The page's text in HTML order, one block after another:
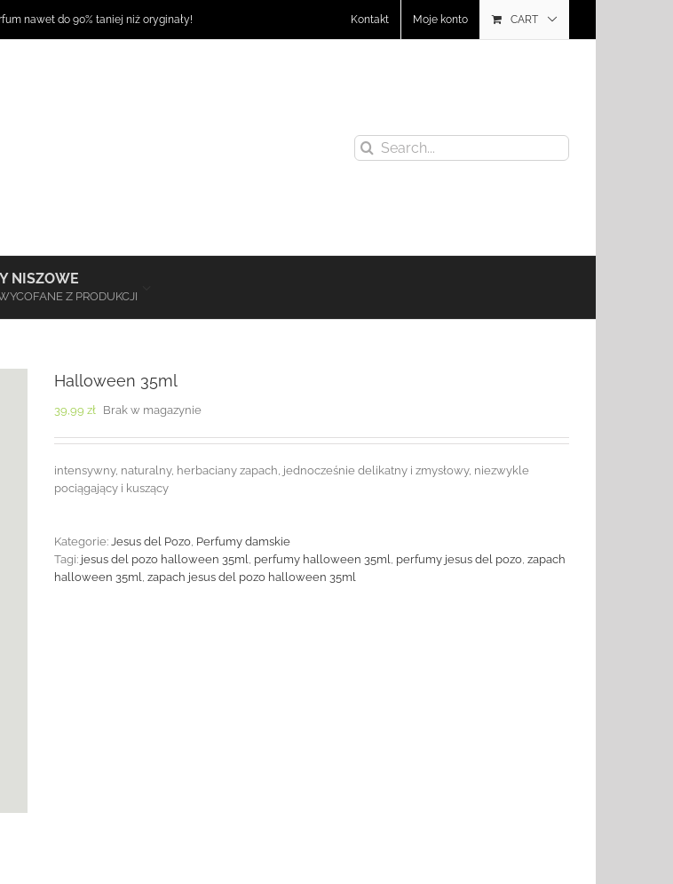
nawet do 90% taniej niż oryginały! Kontakt Moje konto CART
Search
for:
NISZOWE
Z PRODUKCJI
Halloween 35ml
39,99 zł Brak w magazynie
intensywny, naturalny, herbaciany zapach, jednocześnie delikatny i zmysłowy, niezwykle
pociągający i kuszący
Kategorie: Jesus del Pozo Perfumy damskie
Tagi: jesus del pozo halloween 35ml perfumy halloween 35ml perfumy jesus del pozo zapach
halloween 35ml
zapach jesus del pozo halloween 35ml